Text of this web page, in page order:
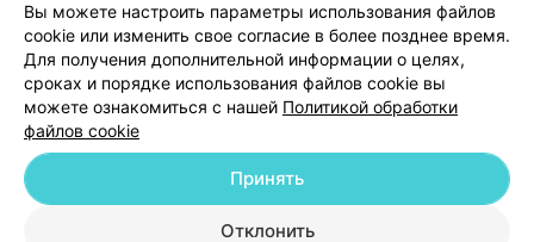
Обработка персональных данных
© 2026 ООО «Артокс Лаб», УНП 191700409
| 220012, Республика Беларусь,
Вы можете настроить параметры использования файлов
cookie или изменить свое согласие в более позднее время.
Для получения дополнительной информации о целях,
сроках и порядке использования файлов cookie вы
можете ознакомиться с нашей Политикой обработки
файлов cookie
Отклонить
Принять